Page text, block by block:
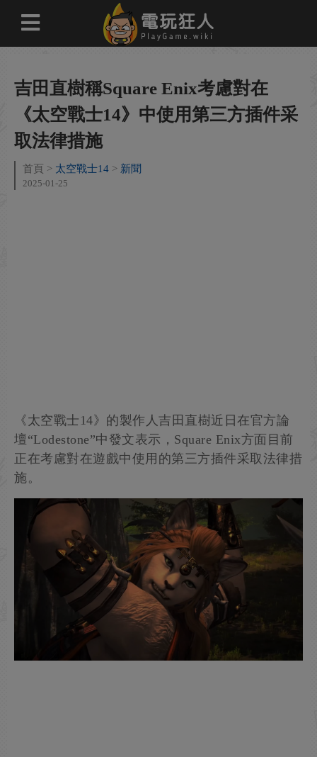
吉田直樹稱Square Enix考慮對在
《太空戰士14》中使用第三方插件采
取法律措施
首頁 太空戰士14 新聞
2025-01-25
《太空戰士14》的製作人吉田直樹近日在官方論
壇“Lodestone”中發文表示，Square Enix方面目前
正在考慮對在遊戲中使用的第三方插件采取法律措
施。